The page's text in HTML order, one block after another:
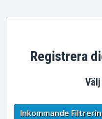
Registrera
Inkommande